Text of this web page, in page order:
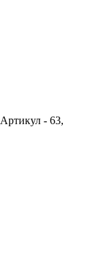
Артикул - 63,